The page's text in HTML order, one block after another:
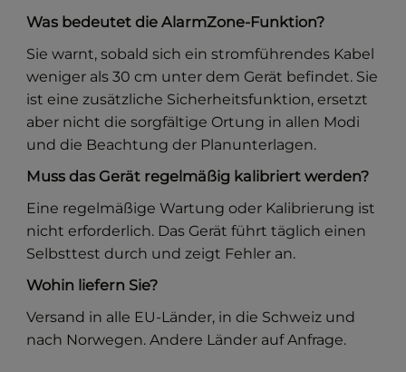
Was bedeutet die AlarmZone-Funktion?
Sie warnt, sobald sich ein stromführendes Kabel
weniger als 30 cm unter dem Gerät befindet. Sie
ist eine zusätzliche Sicherheitsfunktion, ersetzt
aber nicht die sorgfältige Ortung in allen Modi
und die Beachtung der Planunterlagen.
Muss das Gerät regelmäßig kalibriert werden?
Eine regelmäßige Wartung oder Kalibrierung ist
nicht erforderlich. Das Gerät führt täglich einen
Selbsttest durch und zeigt Fehler an.
Wohin liefern Sie?
Versand in alle EU-Länder, in die Schweiz und
nach Norwegen. Andere Länder auf Anfrage.